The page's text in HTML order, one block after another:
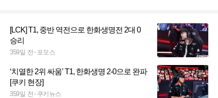
[LCK] T1, 중반 역전으로 한화생명전 2대 0
승리
359일 전 포모스
‘치열한 2위 싸움’ T1, 한화생명 2-0으로 완파
[쿠키 현장]
359일 전 쿠키뉴스